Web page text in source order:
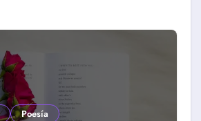
Poesía